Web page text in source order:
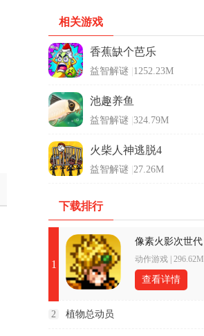
相关游戏
香蕉缺个芭乐
益智解谜 1252.23M
池趣养鱼
益智解谜 324.79M
火柴人神逃脱4
益智解谜 27.26M
下载排行
1
像素火影次世代
动作游戏 296.62M
查看详情
2 植物总动员